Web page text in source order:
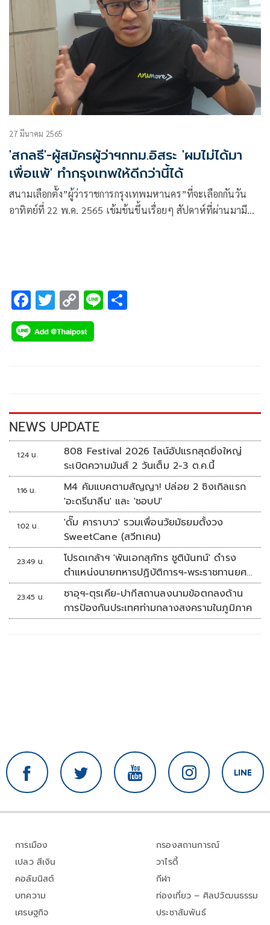
27 มีนาคม 2565
'สกลธี'-ผู้สมัครผู้ว่าฯกทม.อิสระ 'ผมไม่ได้มา
เพื่อแพ้' ทำกรุงเทพให้ดีกว่านี้ได้
สนามเลือกตั้ง”ผู้ว่าราชการกรุงเทพมหานคร”ที่จะเลือกกันวัน
อาทิตย์ที่ 22 พ.ค. 2565 เข้มข้นขึ้นเรื่อยๆ สัปดาห์ที่ผ่านมามี
F
ac
e
k
T
wi
tt
C
o
p
k
Li
NEWS UPDATE
1:24 น.
808 Festival 2026 ไลน์อัปแรกสุดยิ่งใหญ่
ระเบิดความมันส์ 2 วันเต็ม 2-3 ต.ค.นี้
1:16 น.
M4 คัมแบคตามสัญญา! ปล่อย 2 ซิงเกิลแรก
'อะดรีนาลีน' และ 'ชอบU'
1:02 น.
'ดั๊ม คาราบาว' รวมเพื่อนวัยมัธยมตั้งวง
SweetCane (สวีทเคน)
23:49 น.
โปรดเกล้าฯ 'พันเอกสุภัทร ชูตินันทน์' ดำรง
ตำแหน่งนายทหารปฏิบัติการฯ-พระราชทานยศ
'พลตรี'
23:45 น.
ซาอุฯ-ตุรเคีย-ปากีสถานลงนามข้อตกลงด้าน
การป้องกันประเทศท่ามกลางสงครามในภูมิภาค
การเมือง
เปลว สีเงิน
คอลัมนิสต์
บทความ
เศรษฐกิจ
กรองสถานการณ์
วาไรตี้
กีฬา
ท่องเที่ยว – ศิลปวัฒนธรรม
ประชาสัมพันธ์